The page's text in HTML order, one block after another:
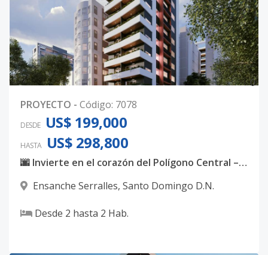
0
PROYECTO - Código: 7078
DESDE US$ 199,000
HASTA US$ 298,800
🌆 Invierte en el corazón del Polígono Central – Serrallés
Ensanche Serralles, Santo Domingo D.N.
Desde 2 hasta 2 Hab.